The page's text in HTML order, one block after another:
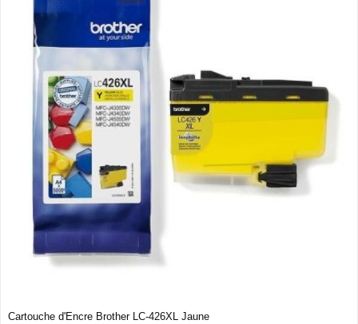
Cartouche d'Encre Brother LC-426XL Jaune